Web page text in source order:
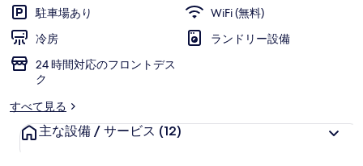
ギ
ャ
ラ
ー
駐車場あり
WiFi (無料)
冷房
ランドリー設備
24 時間対応のフロントデス
ク
すべて見る
主な設備 / サービス (12)